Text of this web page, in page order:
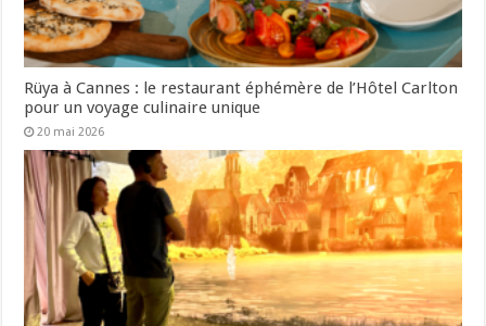
Rüya à Cannes : le restaurant éphémère de l’Hôtel Carlton
pour un voyage culinaire unique
20 mai 2026